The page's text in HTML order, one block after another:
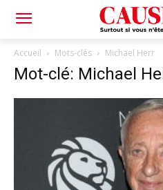
Accueil Mots-clés Michael Herr
Mot-clé: Michael